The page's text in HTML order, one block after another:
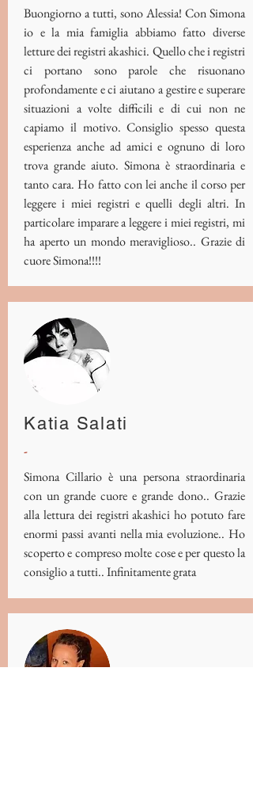
Buongiorno a tutti, sono Alessia! Con Simona
io e la mia famiglia abbiamo fatto diverse
letture dei registri akashici. Quello che i registri
ci portano sono parole che risuonano
profondamente e ci aiutano a gestire e superare
situazioni a volte difficili e di cui non ne
capiamo il motivo. Consiglio spesso questa
esperienza anche ad amici e ognuno di loro
trova grande aiuto. Simona è straordinaria e
tanto cara. Ho fatto con lei anche il corso per
leggere i miei registri e quelli degli altri. In
particolare imparare a leggere i miei registri, mi
ha aperto un mondo meraviglioso.. Grazie di
cuore Simona!!!!
Katia Salati
-
Simona Cillario è una persona straordinaria
con un grande cuore e grande dono.. Grazie
alla lettura dei registri akashici ho potuto fare
enormi passi avanti nella mia evoluzione.. Ho
scoperto e compreso molte cose e per questo la
consiglio a tutti.. Infinitamente grata